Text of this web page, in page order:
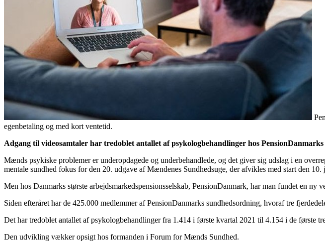
egenbetaling og med kort ventetid.
Adgang til videosamtaler har tredoblet antallet af psykologbehandlinger hos
Mænds psykiske problemer er underopdagede og underbehandlede, og det giver sig udslag i en
mentale sundhed fokus for den 20. udgave af Mændenes Sundhedsuge, der afvikles med start den 10.
Men hos Danmarks største arbejdsmarkedspensionsselskab, PensionDanmark, har man fundet en
Siden efteråret har de 425.000 medlemmer af PensionDanmarks sundhedsordning, hvoraf tre
Det har tredoblet antallet af psykologbehandlinger fra 1.414 i første kvartal 2021 til 4.154 i de første
Den udvikling vækker opsigt hos formanden i Forum for Mænds Sundhed.